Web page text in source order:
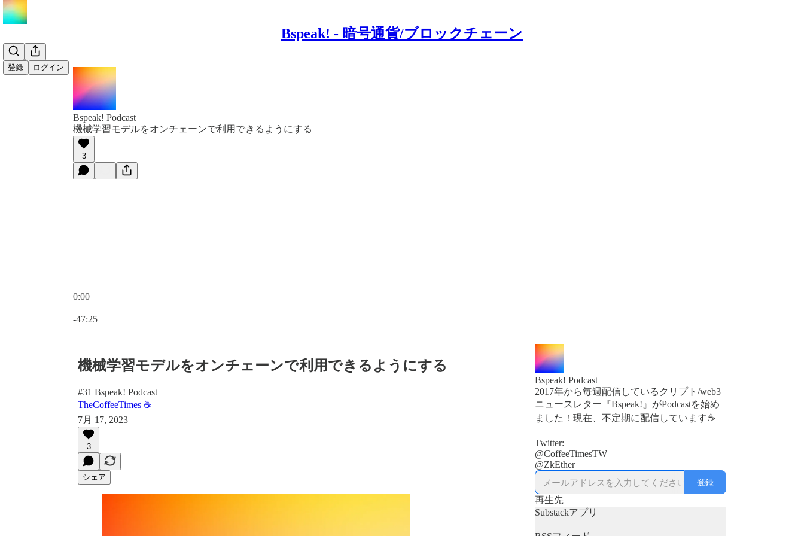
Bspeak! - 暗号通貨/ブロックチェーン
登録 ログイン
Bspeak! Podcast
機械学習モデルをオンチェーンで利用できるようにする
3
0:00
-47:25
機械学習モデルをオンチェーンで利用できるようにする
#31 Bspeak! Podcast
TheCoffeeTimes ☕
7月 17, 2023
3
シェア
Bspeak! Podcast
2017年から毎週配信しているクリプト/web3
ニュースレター『Bspeak!』がPodcastを始め
ました！現在、不定期に配信しています☕
Twitter:
@CoffeeTimesTW
登録
再生先
Substackアプリ